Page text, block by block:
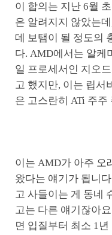
이 합의는 지난 6월
은 알려지지 않았는
데 보탬이 될 정도의
다. AMD에서는 알케
일 프로세서인 지오
고 했지만, 이는 립서
은 고스란히 ATi 주
이는 AMD가 아주 오
왔다는 얘기가 됩니
고 사들이는 게 동네
고는 다른 얘기잖아
면 입질부터 최소 1